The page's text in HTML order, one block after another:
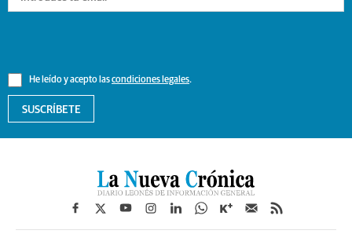
He leído y acepto lascondiciones legales.
Email
SUSCRÍBETE